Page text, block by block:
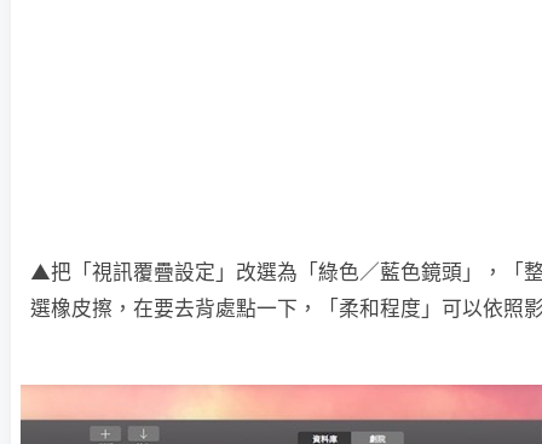
▲把「視訊覆疊設定」改選為「綠色／藍色鏡頭」，「
選橡皮擦，在要去背處點一下，「柔和程度」可以依照